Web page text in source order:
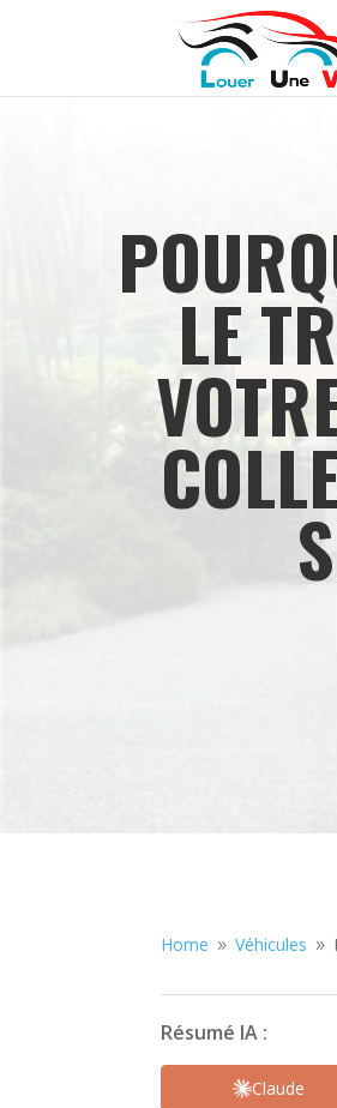
LE
Home 9 Véhicules 9
Résumé IA :
Claude